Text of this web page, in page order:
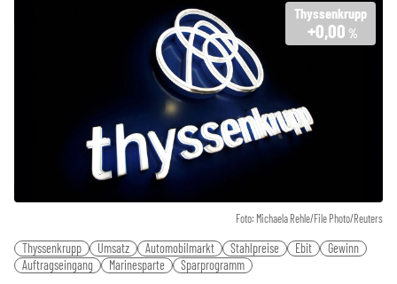
Foto: Michaela Rehle/File Photo/Reuters
Thyssenkrupp
+0,00 %
Thyssenkrupp Umsatz Automobilmarkt Stahlpreise Ebit
Gewinn
Auftragseingang
Marinesparte Sparprogramm